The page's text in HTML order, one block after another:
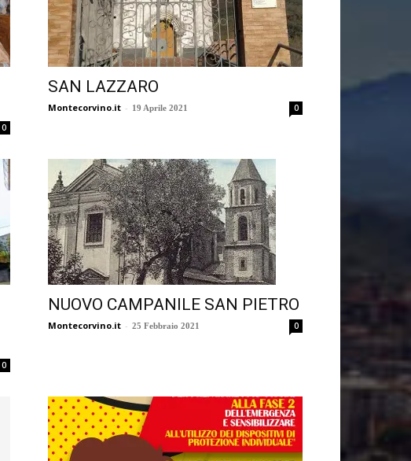
0
SAN LAZZARO
Montecorvino.it - 19 Aprile 2021 0
0
NUOVO CAMPANILE SAN PIETRO
Montecorvino.it - 25 Febbraio 2021 0